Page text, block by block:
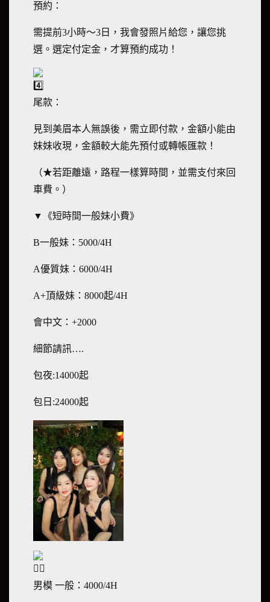
預約：
需提前3小時～3日，我會發照片給您，讓您挑
選。選定付定金，才算預約成功！
尾款：
見到美眉本人無誤後，需立即付款，金額小能由
妹妹收現，金額較大能先預付或轉帳匯款！
（★若距離遠，路程一樣算時間，並需支付來回
車費。）
▼《短時間一般妹小費》
B一般妹：5000/4H
A優質妹：6000/4H
A+頂級妹：8000起/4H
會中文：+2000
細節請訊….
包夜:14000起
包日:24000起
男模 一般：4000/4H